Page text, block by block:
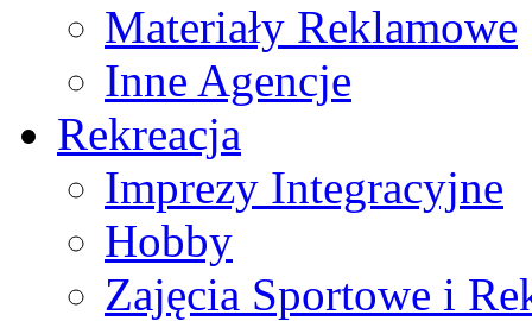
Materiały Reklamowe
Inne Agencje
Rekreacja
Imprezy Integracyjne
Hobby
Zajęcia Sportowe i